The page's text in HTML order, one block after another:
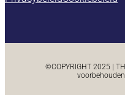
©COPYRIGHT 2025 |